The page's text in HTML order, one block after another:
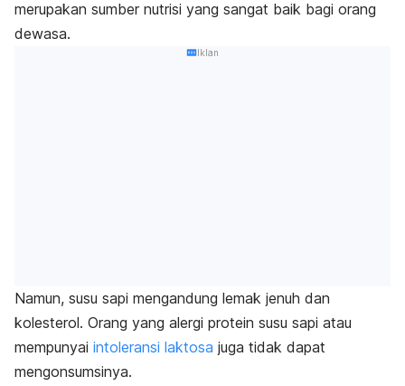
merupakan sumber nutrisi yang sangat baik bagi orang
dewasa.
Iklan
Namun, susu sapi mengandung lemak jenuh dan
kolesterol. Orang yang alergi protein susu sapi atau
mempunyai intoleransi laktosa juga tidak dapat
mengonsumsinya.